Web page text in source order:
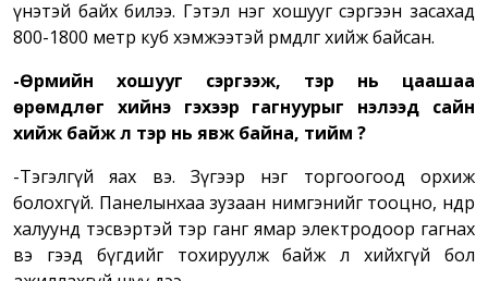
үнэтэй байх билээ. Гэтэл нэг хошууг сэргээн засахад
800-1800 метр куб хэмжээтэй өрөмдлөг хийж байсан.
-Өрмийн хошууг сэргээж, тэр нь цаашаа
өрөмдлөг хийнэ гэхээр гагнуурыг нэлээд сайн
хийж байж л тэр нь явж байна, тийм үү?
-Тэгэлгүй яах вэ. Зүгээр нэг торгоогоод орхиж
болохгүй. Панелынхаа зузаан нимгэнийг тооцно, өндөр
халуунд тэсвэртэй тэр ганг ямар электродоор гагнах
вэ гээд бүгдийг тохируулж байж л хийхгүй бол